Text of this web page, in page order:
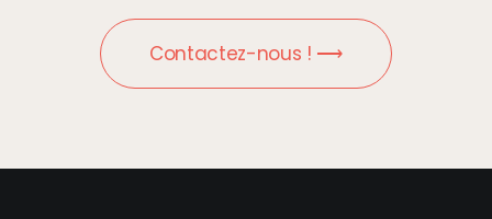
Contactez-nous ! ⟶